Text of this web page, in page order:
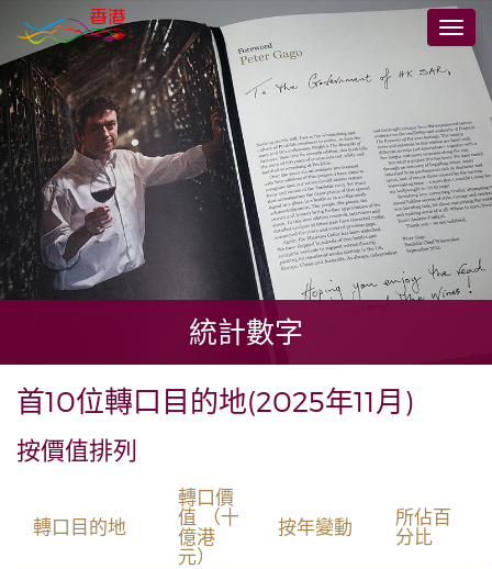
至
主
要
內
容
切
統計數字
首10位轉口目的地(2025年11月)
按價值排列
轉口目的地
轉口價
值 （十
億港
元）
按年變動
所佔百
分比